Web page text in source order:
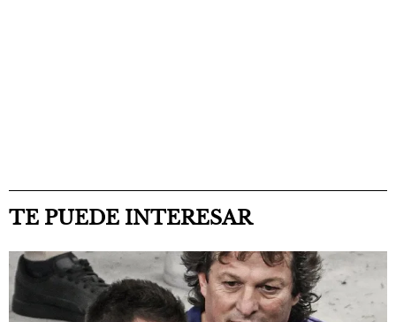
TE PUEDE INTERESAR